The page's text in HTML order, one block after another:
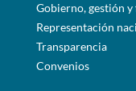
Gobierno, gestión y
Representación
Transparencia
Convenios